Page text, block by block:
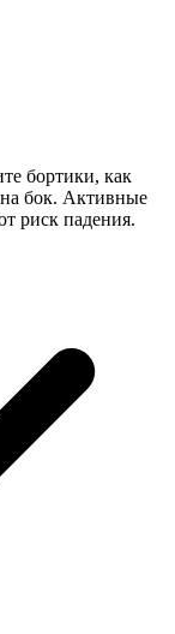
бортики, как
на бок. Активные
риск падения.